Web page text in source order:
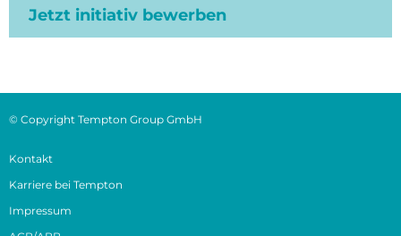
Jetzt initiativ bewerben
© Copyright Tempton Group GmbH
Kontakt
Karriere bei Tempton
Impressum